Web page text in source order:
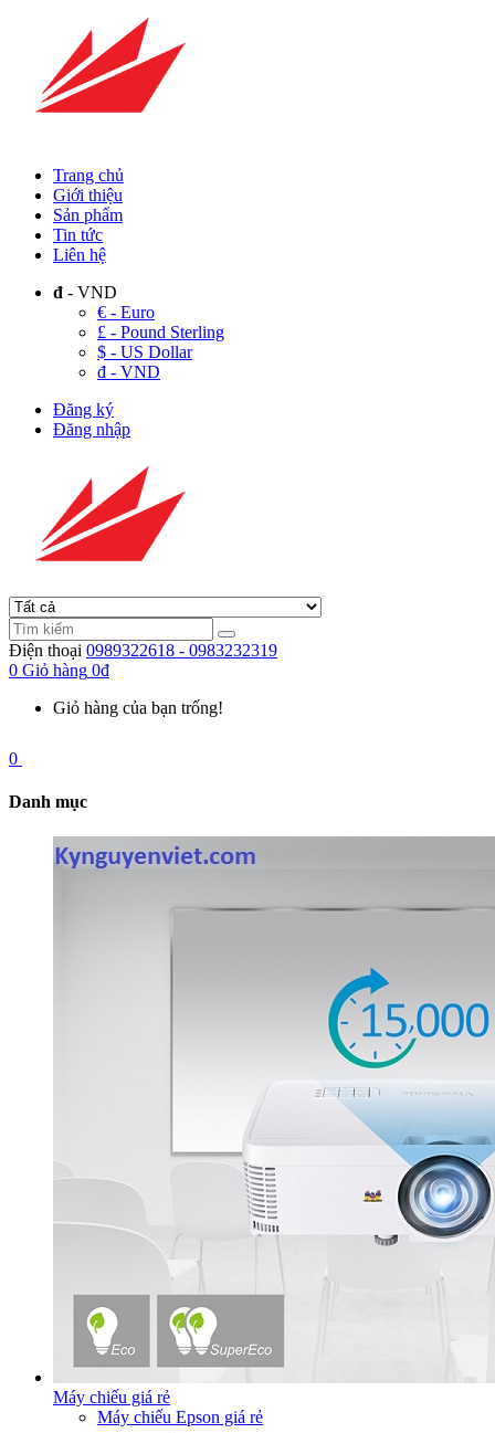
Trang chủ
Giới thiệu
Sản phẩm
Tin tức
Liên hệ
đ - VND
€ - Euro
£ - Pound Sterling
$ - US Dollar
đ - VND
Đăng ký
Đăng nhập
Điện thoại 0989322618 - 0983232319
0 Giỏ hàng 0đ
Giỏ hàng của bạn trống!
0
Danh mục
Máy chiếu giá rẻ
Máy chiếu Epson giá rẻ